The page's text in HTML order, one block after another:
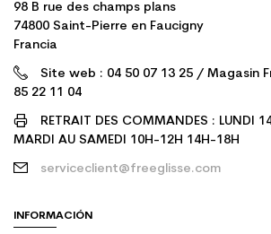
98 B rue des champs plans
74800 Saint-Pierre en Faucigny
Francia
Site web : 04 50 07 13 25 / Magasin
85 22 11 04
RETRAIT DES COMMANDES : LUNDI
MARDI AU SAMEDI 10H-12H 14H-18H
serviceclient@freeglisse.com
INFORMACIÓN